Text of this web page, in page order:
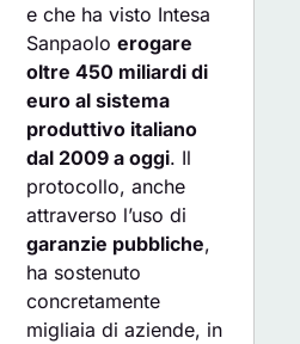
e che ha visto Intesa
Sanpaoloerogare
oltre 450 miliardi di
euro al sistema
produttivo italiano
dal 2009 a oggi. Il
protocollo, anche
attraverso l’uso di
garanzie pubbliche,
ha sostenuto
concretamente
migliaia di aziende, in